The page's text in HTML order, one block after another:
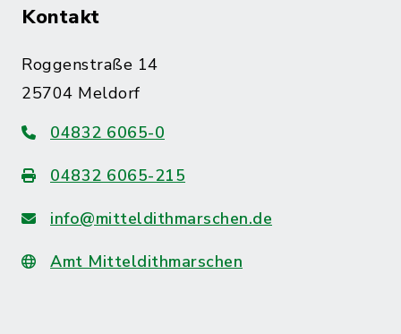
Kontakt
Roggenstraße 14
25704 Meldorf
04832 6065-0
04832 6065-215
info@mitteldithmarschen.de
Amt Mitteldithmarschen